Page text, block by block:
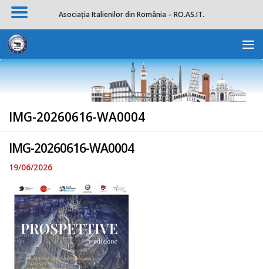
Skip to content
IMG-20260616-WA0004
IMG-20260616-WA0004
19/06/2026
Asociația Italienilor din România – RO.AS.IT.